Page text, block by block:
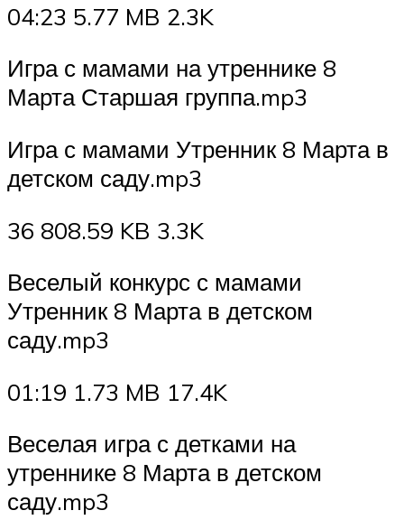
04:23 5.77 MB 2.3K
Игра с мамами на утреннике 8
Марта Старшая группа.mp3
Игра с мамами Утренник 8 Марта в
детском саду.mp3
36 808.59 KB 3.3K
Веселый конкурс с мамами
Утренник 8 Марта в детском
саду.mp3
01:19 1.73 MB 17.4K
Веселая игра с детками на
утреннике 8 Марта в детском
саду.mp3